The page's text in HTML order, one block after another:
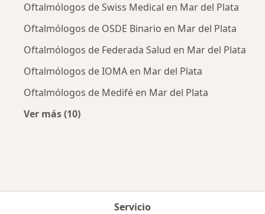
Oftalmólogos de Swiss Medical en Mar del Plata
Oftalmólogos de OSDE Binario en Mar del Plata
Oftalmólogos de Federada Salud en Mar del Plata
Oftalmólogos de IOMA en Mar del Plata
Oftalmólogos de Medifé en Mar del Plata
Ver más (10)
Servicio